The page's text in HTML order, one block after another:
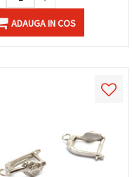
ADAUGA IN COS